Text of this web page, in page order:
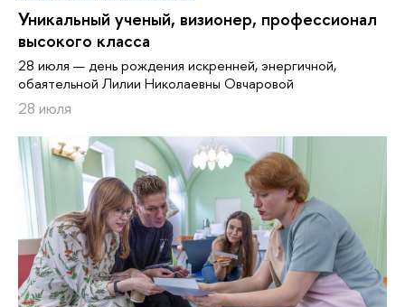
Уникальный ученый, визионер, про­фес­си­о­нал
высокого класса
28 июля — день рождения искренней, энергичной,
обаятельной Лилии Николаевны Овчаровой
28 июля